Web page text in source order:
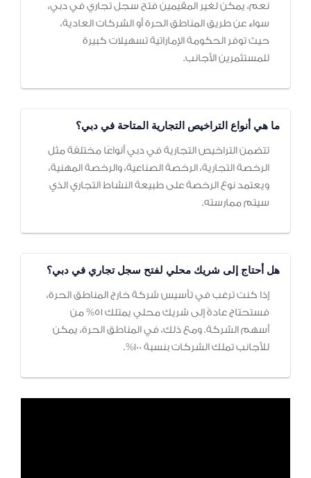
نعم، يمكن لغير المقيمين فتح سجل تجاري في دبي،
سواء عن طريق المناطق الحرة أو الشركات العادية،
حيث توفر الحكومة الإماراتية تسهيلات كبيرة
للمستثمرين الأجانب.
ما هي أنواع التراخيص التجارية المتاحة في دبي؟
تتضمن التراخيص التجارية في دبي أنواعًا مختلفة مثل
الرخصة التجارية، الرخصة الصناعية، والرخصة المهنية،
ويعتمد نوع الرخصة على طبيعة النشاط التجاري الذي
سيتم ممارسته.
هل أحتاج إلى شريك محلي لفتح سجل تجاري في دبي؟
إذا كنت ترغب في تأسيس شركة خارج المناطق الحرة،
فستحتاج عادةً إلى شريك محلي يمتلك 51% من
أسهم الشركة. ومع ذلك، في المناطق الحرة، يمكن
للأجانب تملك الشركات بنسبة 100%.